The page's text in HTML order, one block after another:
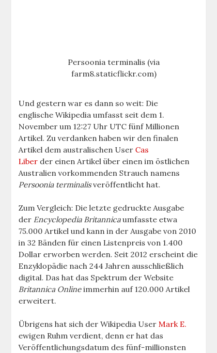
Persoonia terminalis (via
farm8.staticflickr.com)
Und gestern war es dann so weit: Die
englische Wikipedia umfasst seit dem 1.
November um 12:27 Uhr UTC fünf Millionen
Artikel. Zu verdanken haben wir den finalen
Artikel dem australischen User Cas
Liber der einen Artikel über einen im östlichen
Australien vorkommenden Strauch namens
Persoonia terminalisveröffentlicht hat.
Zum Vergleich: Die letzte gedruckte Ausgabe
der Encyclopedia Britannicaumfasste etwa
75.000 Artikel und kann in der Ausgabe von 2010
in 32 Bänden für einen Listenpreis von 1.400
Dollar erworben werden. Seit 2012 erscheint die
Enzyklopädie nach 244 Jahren ausschließlich
digital. Das hat das Spektrum der Website
Britannica Onlineimmerhin auf 120.000 Artikel
erweitert.
Übrigens hat sich der Wikipedia UserMark E.
ewigen Ruhm verdient, denn er hat das
Veröffentlichungsdatum des fünf-millionsten